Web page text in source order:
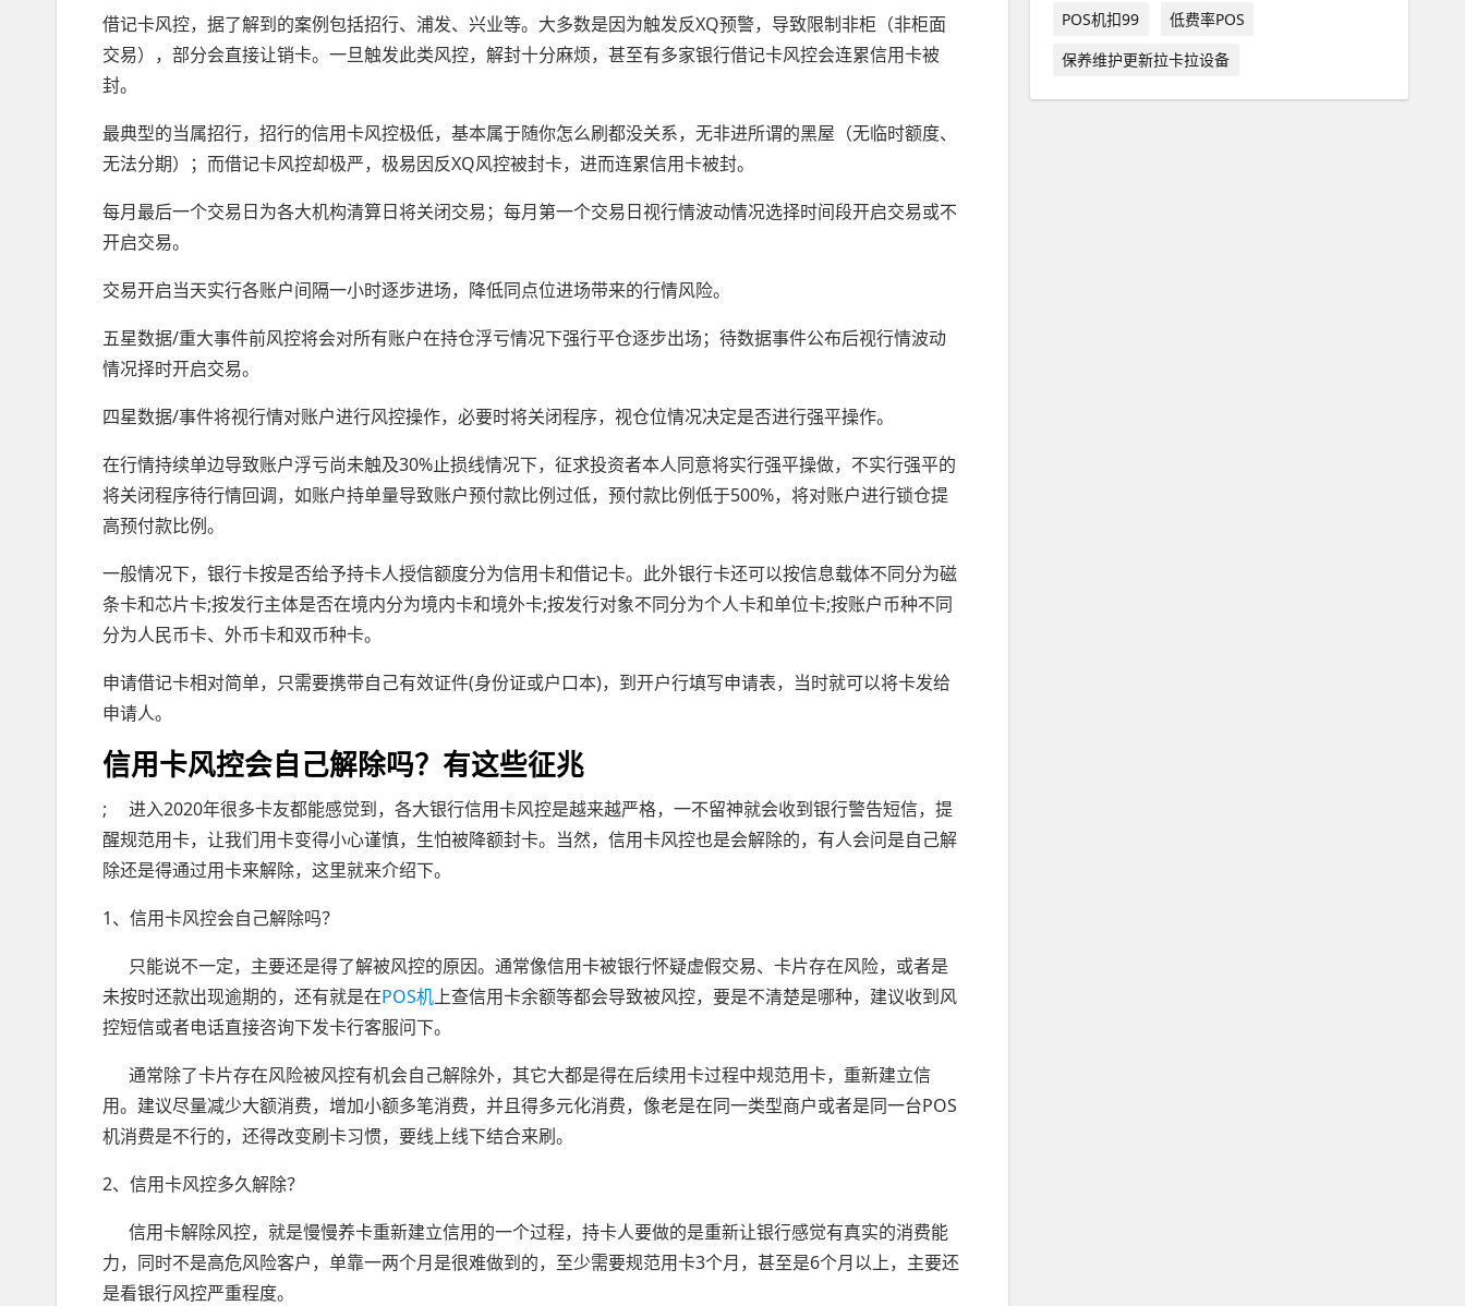
借记卡风控，据了解到的案例包括招行、浦发、兴业等。大多数是因为触发反XQ预警，导致限制非柜（非柜面
交易），部分会直接让销卡。一旦触发此类风控，解封十分麻烦，甚至有多家银行借记卡风控会连累信用卡被
封。
最典型的当属招行，招行的信用卡风控极低，基本属于随你怎么刷都没关系，无非进所谓的黑屋（无临时额度、
无法分期）；而借记卡风控却极严，极易因反XQ风控被封卡，进而连累信用卡被封。
每月最后一个交易日为各大机构清算日将关闭交易；每月第一个交易日视行情波动情况选择时间段开启交易或不
开启交易。
交易开启当天实行各账户间隔一小时逐步进场，降低同点位进场带来的行情风险。
五星数据/重大事件前风控将会对所有账户在持仓浮亏情况下强行平仓逐步出场；待数据事件公布后视行情波动
情况择时开启交易。
四星数据/事件将视行情对账户进行风控操作，必要时将关闭程序，视仓位情况决定是否进行强平操作。
在行情持续单边导致账户浮亏尚未触及30%止损线情况下，征求投资者本人同意将实行强平操做，不实行强平的
将关闭程序待行情回调，如账户持单量导致账户预付款比例过低，预付款比例低于500%，将对账户进行锁仓提
高预付款比例。
一般情况下，银行卡按是否给予持卡人授信额度分为信用卡和借记卡。此外银行卡还可以按信息载体不同分为磁
条卡和芯片卡;按发行主体是否在境内分为境内卡和境外卡;按发行对象不同分为个人卡和单位卡;按账户币种不同
分为人民币卡、外币卡和双币种卡。
申请借记卡相对简单，只需要携带自己有效证件(身份证或户口本)，到开户行填写申请表，当时就可以将卡发给
申请人。
信用卡风控会自己解除吗？有这些征兆
; 进入2020年很多卡友都能感觉到，各大银行信用卡风控是越来越严格，一不留神就会收到银行警告短信，提
醒规范用卡，让我们用卡变得小心谨慎，生怕被降额封卡。当然，信用卡风控也是会解除的，有人会问是自己解
除还是得通过用卡来解除，这里就来介绍下。
1、信用卡风控会自己解除吗？
只能说不一定，主要还是得了解被风控的原因。通常像信用卡被银行怀疑虚假交易、卡片存在风险，或者是
未按时还款出现逾期的，还有就是在POS机上查信用卡余额等都会导致被风控，要是不清楚是哪种，建议收到风
控短信或者电话直接咨询下发卡行客服问下。
通常除了卡片存在风险被风控有机会自己解除外，其它大都是得在后续用卡过程中规范用卡，重新建立信
用。建议尽量减少大额消费，增加小额多笔消费，并且得多元化消费，像老是在同一类型商户或者是同一台POS
机消费是不行的，还得改变刷卡习惯，要线上线下结合来刷。
2、信用卡风控多久解除？
信用卡解除风控，就是慢慢养卡重新建立信用的一个过程，持卡人要做的是重新让银行感觉有真实的消费能
力，同时不是高危风险客户，单靠一两个月是很难做到的，至少需要规范用卡3个月，甚至是6个月以上，主要还
是看银行风控严重程度。
POS机扣99
低费率POS
保养维护更新拉卡拉设备